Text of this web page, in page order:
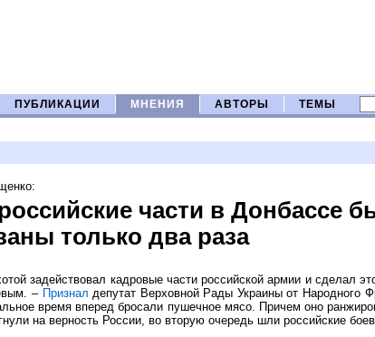
ПУБЛИКАЦИИ МНЕНИЯ АВТОРЫ ТЕМЫ
:
части в Донбассе
только два раза
задействовал кадровые части российской армии и сделал
– Признал депутат Верховной Рады Украины от Народного
время вперед бросали пушечное мясо. Причем оно
на верность России, во вторую очередь шли российские